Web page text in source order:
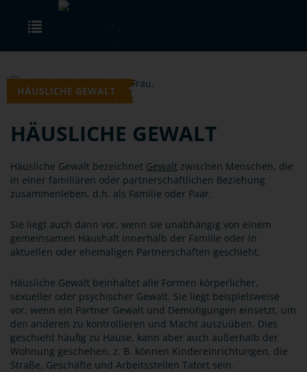
Skip to main content
HÄUSLICHE GEWALT
HÄUSLICHE GEWALT
Häusliche Gewalt bezeichnet Gewalt zwischen Menschen, die
in einer familiären oder partnerschaftlichen Beziehung
zusammenleben, d.h. als Familie oder Paar.
Sie liegt auch dann vor, wenn sie unabhängig von einem
gemeinsamen Haushalt innerhalb der Familie oder in
aktuellen oder ehemaligen Partnerschaften geschieht.
Häusliche Gewalt beinhaltet alle Formen körperlicher,
sexueller oder psychischer Gewalt. Sie liegt beispielsweise
vor, wenn ein Partner Gewalt und Demütigungen einsetzt, um
den anderen zu kontrollieren und Macht auszuüben. Dies
geschieht häufig zu Hause, kann aber auch außerhalb der
Wohnung geschehen, z. B. können Kindereinrichtungen, die
Straße, Geschäfte und Arbeitsstellen Tatort sein.